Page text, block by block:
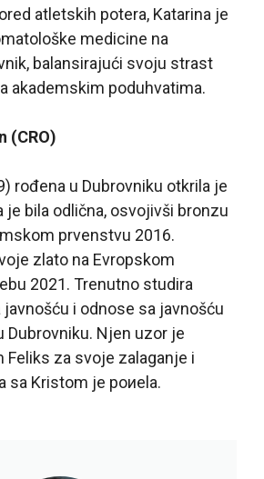
atletskih potera, Katarina je
medicine na
balansirajući svoju strast
akademskim poduhvatima.
(CRO)
rođena u Dubrovniku otkrila je
je bila odlična, osvojivši bronzu
prvenstvu 2016.
zlato na Evropskom
2021. Trenutno studira
i odnose sa javnošću
Dubrovniku. Njen uzor je
Feliks za svoje zalaganje i
sa Kristom je poиela.